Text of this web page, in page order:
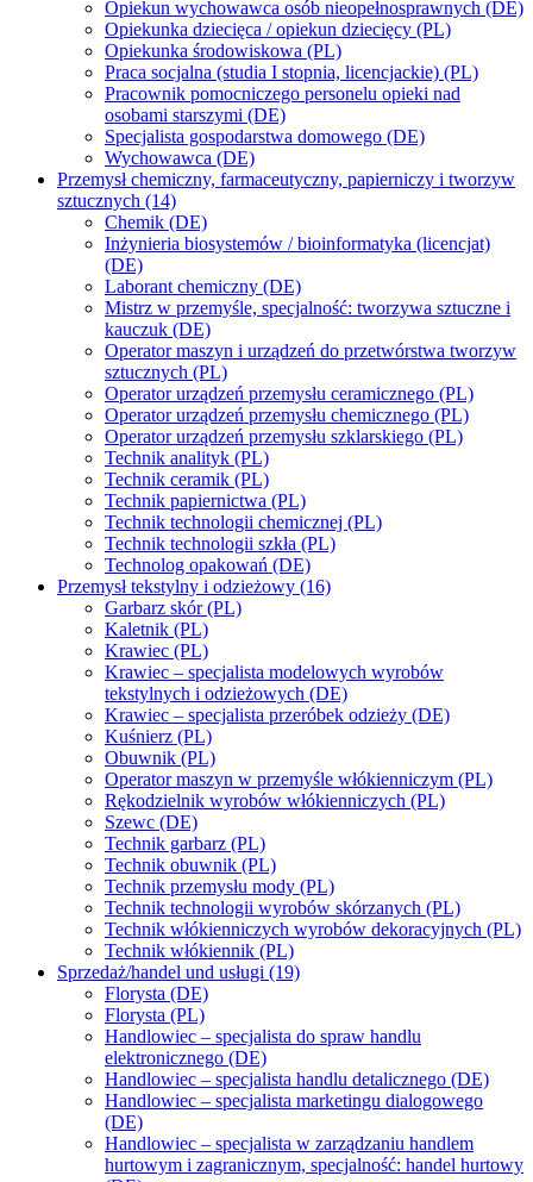
Opiekun wychowawca osób nieopełnosprawnych (DE)
Opiekunka dziecięca / opiekun dziecięcy (PL)
Opiekunka środowiskowa (PL)
Praca socjalna (studia I stopnia, licencjackie) (PL)
Pracownik pomocniczego personelu opieki nad
osobami starszymi (DE)
Specjalista gospodarstwa domowego (DE)
Wychowawca (DE)
Przemysł chemiczny, farmaceutyczny, papierniczy i tworzyw
sztucznych (14)
Chemik (DE)
Inżynieria biosystemów / bioinformatyka (licencjat)
(DE)
Laborant chemiczny (DE)
Mistrz w przemyśle, specjalność: tworzywa sztuczne i
kauczuk (DE)
Operator maszyn i urządzeń do przetwórstwa tworzyw
sztucznych (PL)
Operator urządzeń przemysłu ceramicznego (PL)
Operator urządzeń przemysłu chemicznego (PL)
Operator urządzeń przemysłu szklarskiego (PL)
Technik analityk (PL)
Technik ceramik (PL)
Technik papiernictwa (PL)
Technik technologii chemicznej (PL)
Technik technologii szkła (PL)
Technolog opakowań (DE)
Przemysł tekstylny i odzieżowy (16)
Garbarz skór (PL)
Kaletnik (PL)
Krawiec (PL)
Krawiec – specjalista modelowych wyrobów
tekstylnych i odzieżowych (DE)
Krawiec – specjalista przeróbek odzieży (DE)
Kuśnierz (PL)
Obuwnik (PL)
Operator maszyn w przemyśle włókienniczym (PL)
Rękodzielnik wyrobów włókienniczych (PL)
Szewc (DE)
Technik garbarz (PL)
Technik obuwnik (PL)
Technik przemysłu mody (PL)
Technik technologii wyrobów skórzanych (PL)
Technik włókienniczych wyrobów dekoracyjnych (PL)
Technik włókiennik (PL)
Sprzedaż/handel und usługi (19)
Florysta (DE)
Florysta (PL)
Handlowiec – specjalista do spraw handlu
elektronicznego (DE)
Handlowiec – specjalista handlu detalicznego (DE)
Handlowiec – specjalista marketingu dialogowego
(DE)
Handlowiec – specjalista w zarządzaniu handlem
hurtowym i zagranicznym, specjalność: handel hurtowy